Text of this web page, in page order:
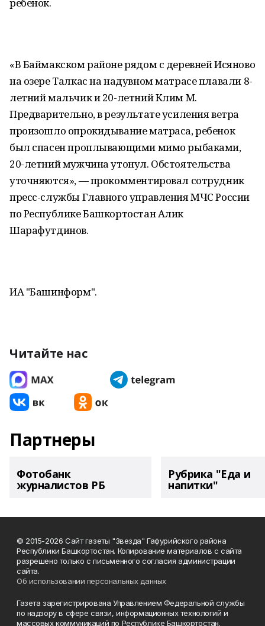
«В Баймакском районе рядом с деревней Исяново
на озере Талкас на надувном матрасе плавали 8-
летний мальчик и 20-летний Клим М.
Предварительно, в результате усиления ветра
произошло опрокидывание матраса, ребенок
был спасен проплывающими мимо рыбаками,
20-летний мужчина утонул. Обстоятельства
уточняются», — прокомментировал сотрудник
пресс-службы Главного управления МЧС России
по Республике Башкортостан Алик
Шарафутдинов.
ИА "Башинформ".
Читайте нас
Партнеры
Фотобанк
журналистов РБ
Рубрика "Еда и
напитки"
© 2015-2026 Сайт газеты "Звезда" Гафурийского района
Республики Башкортостан. Копирование материалов с сайта
разрешено только с письменного согласия администрации
сайта.
Об использовании персональных данных
Газета зарегистрирована Управлением Федеральной службы
по надзору в сфере связи, информационных технологий и
массовых коммуникаций по Республике Башкортостан.